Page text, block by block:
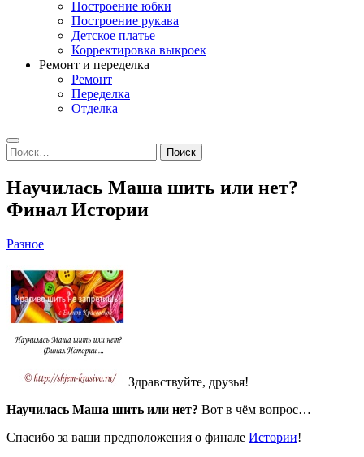
Построение юбки
Построение рукава
Детское платье
Корректировка выкроек
Ремонт и переделка
Ремонт
Переделка
Отделка
Search
Найти:
Научилась Маша шить или нет?
Финал Истории
Разное
Здравствуйте, друзья!
Научилась Маша шить или нет? Вот в чём вопрос…
Спасибо за ваши предположения о финале Истории!